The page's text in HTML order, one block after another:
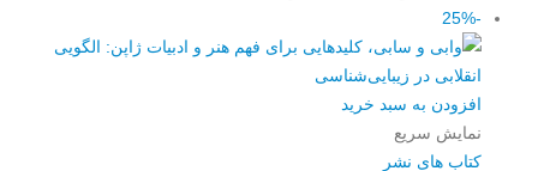
۳۲۰,۰۰۰ تومان
بود.
۲۴۰,۰۰۰ تومان.
-25%
افزودن به سبد خرید
نمایش سریع
کتاب های نشر